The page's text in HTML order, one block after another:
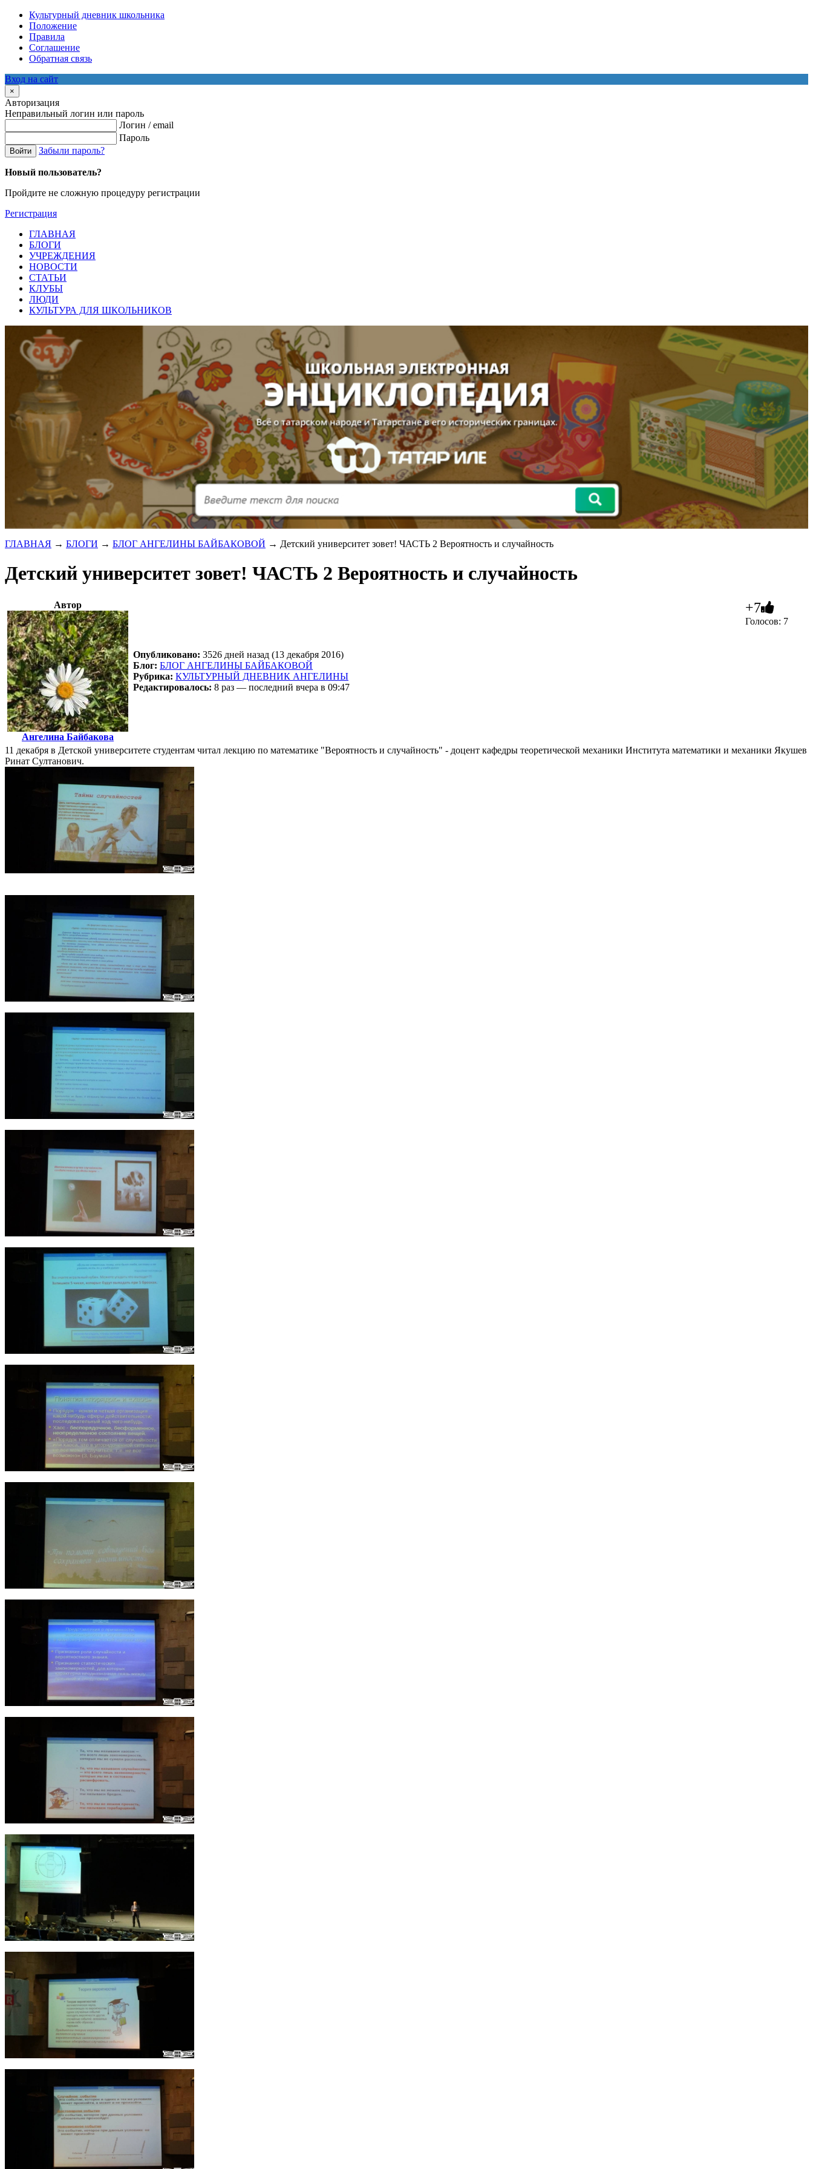
Культурный дневник школьника
Положение
Правила
Соглашение
Обратная связь
Вход на сайт
×
Авторизация
Неправильный логин или пароль
Логин / email
Пароль
Войти Забыли пароль?
Новый пользователь?
Пройдите не сложную процедуру регистрации
Регистрация
ГЛАВНАЯ
БЛОГИ
УЧРЕЖДЕНИЯ
НОВОСТИ
СТАТЬИ
КЛУБЫ
ЛЮДИ
КУЛЬТУРА ДЛЯ ШКОЛЬНИКОВ
ГЛАВНАЯ → БЛОГИ → БЛОГ АНГЕЛИНЫ БАЙБАКОВОЙ → Детский университет зовет! ЧАСТЬ 2 Вероятность и случайность
Детский университет зовет! ЧАСТЬ 2 Вероятность и случайность
Автор
Ангелина Байбакова
Опубликовано: 3526 дней назад (13 декабря 2016)
Блог: БЛОГ АНГЕЛИНЫ БАЙБАКОВОЙ
Рубрика: КУЛЬТУРНЫЙ ДНЕВНИК АНГЕЛИНЫ
Редактировалось: 8 раз — последний вчера в 09:47
+7
Голосов: 7
11 декабря в Детской университете студентам читал лекцию по математике "Вероятность и случайность" - доцент кафедры теоретической механики Института математики и механики Якушев
Ринат Султанович.